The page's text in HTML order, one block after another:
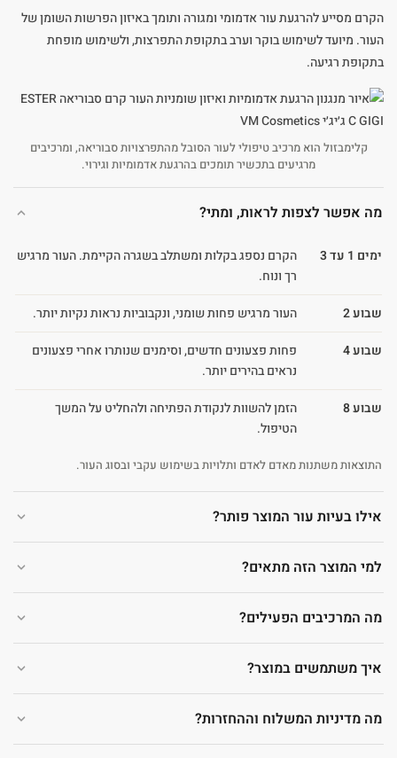
הקרם מסייע להרגעת עור אדמומי ומגורה ותומך באיזון הפרשות השומן של
העור. מיועד לשימוש בוקר וערב בתקופת התפרצות, ולשימוש מופחת
בתקופת רגיעה.
קלימבזול הוא מרכיב טיפולי לעור הסובל מהתפרצויות סבוריאה, ומרכיבים
מרגיעים בתכשיר תומכים בהרגעת אדמומיות וגירוי.
מה אפשר לצפות לראות, ומתי?
ימים 1 עד 3
הקרם נספג בקלות ומשתלב בשגרה הקיימת. העור מרגיש
רך ונוח.
שבוע 2
העור מרגיש פחות שומני, ונקבוביות נראות נקיות יותר.
שבוע 4
פחות פצעונים חדשים, וסימנים שנותרו אחרי פצעונים
נראים בהירים יותר.
שבוע 8
הזמן להשוות לנקודת הפתיחה ולהחליט על המשך
הטיפול.
התוצאות משתנות מאדם לאדם ותלויות בשימוש עקבי ובסוג העור.
אילו בעיות עור המוצר פותר?
למי המוצר הזה מתאים?
מה המרכיבים הפעילים?
איך משתמשים במוצר?
מה מדיניות המשלוח וההחזרות?